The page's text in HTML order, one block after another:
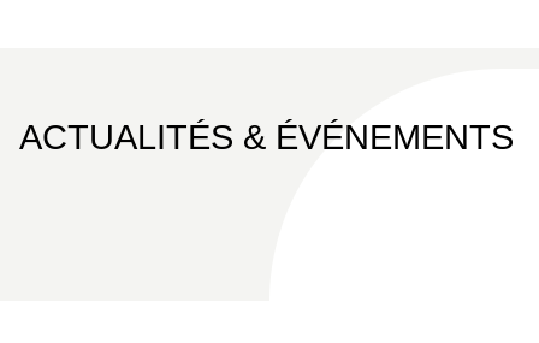
ACTUALITÉS & ÉVÉNEMENTS